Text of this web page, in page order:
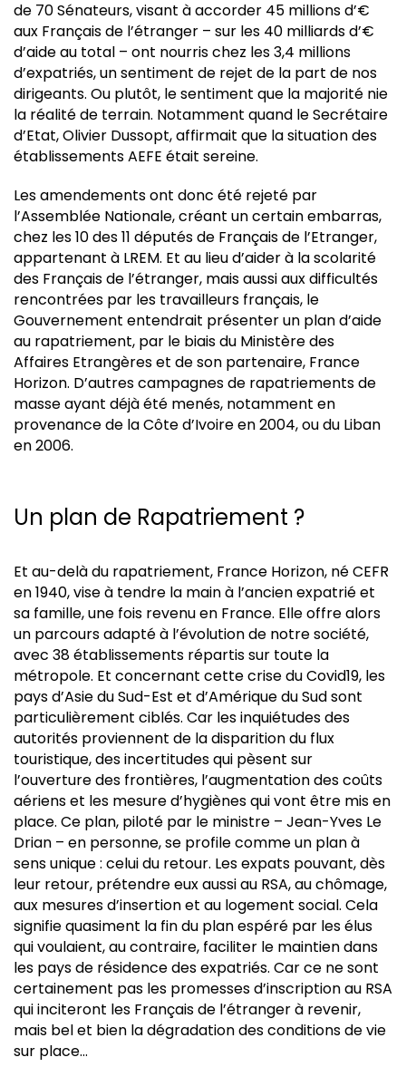
de 70 Sénateurs, visant à accorder 45 millions d’€
aux Français de l’étranger – sur les 40 milliards d’€
d’aide au total – ont nourris chez les 3,4 millions
d’expatriés, un sentiment de rejet de la part de nos
dirigeants. Ou plutôt, le sentiment que la majorité nie
la réalité de terrain. Notamment quand le Secrétaire
d’Etat, Olivier Dussopt, affirmait que la situation des
établissements AEFE était sereine.
Les amendements ont donc été rejeté par
l’Assemblée Nationale, créant un certain embarras,
chez les 10 des 11 députés de Français de l’Etranger,
appartenant à LREM. Et au lieu d’aider à la scolarité
des Français de l’étranger, mais aussi aux difficultés
rencontrées par les travailleurs français, le
Gouvernement entendrait présenter un plan d’aide
au rapatriement, par le biais du Ministère des
Affaires Etrangères et de son partenaire, France
Horizon. D’autres campagnes de rapatriements de
masse ayant déjà été menés, notamment en
provenance de la Côte d’Ivoire en 2004, ou du Liban
en 2006.
Un plan de Rapatriement ?
Et au-delà du rapatriement, France Horizon, né CEFR
en 1940, vise à tendre la main à l’ancien expatrié et
sa famille, une fois revenu en France. Elle offre alors
un parcours adapté à l’évolution de notre société,
avec 38 établissements répartis sur toute la
métropole. Et concernant cette crise du Covid19, les
pays d’Asie du Sud-Est et d’Amérique du Sud sont
particulièrement ciblés. Car les inquiétudes des
autorités proviennent de la disparition du flux
touristique, des incertitudes qui pèsent sur
l’ouverture des frontières, l’augmentation des coûts
aériens et les mesure d’hygiènes qui vont être mis en
place. Ce plan, piloté par le ministre – Jean-Yves Le
Drian – en personne, se profile comme un plan à
sens unique : celui du retour. Les expats pouvant, dès
leur retour, prétendre eux aussi au RSA, au chômage,
aux mesures d’insertion et au logement social. Cela
signifie quasiment la fin du plan espéré par les élus
qui voulaient, au contraire, faciliter le maintien dans
les pays de résidence des expatriés. Car ce ne sont
certainement pas les promesses d’inscription au RSA
qui inciteront les Français de l’étranger à revenir,
mais bel et bien la dégradation des conditions de vie
sur place…